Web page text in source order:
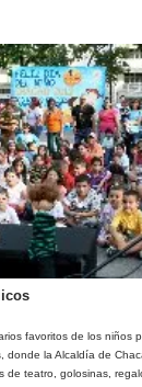
favoritos de los niños
la Alcaldía de
teatro, golosinas,